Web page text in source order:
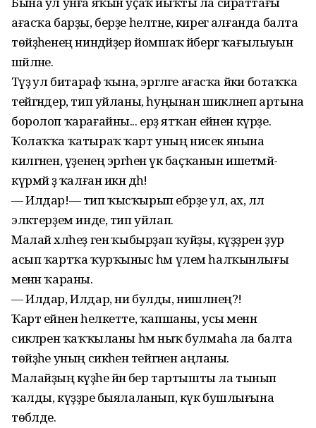
ағасҡа барҙы, берҙе һелтәне, кирегә алғанда балта
төйҙәһенең ниндәйҙер йомшаҡ әйбергә ҡағылыуын
шәйләне.
Тәүҙә ул битараф ҡына, эргәләге ағасҡа йәки ботаҡҡа
тейгәндер, тип уйланы, һуңынан шикләнеп артына
боролоп ҡарағайны... ерҙә ятҡан ейәнен күрҙе.
Ҡолаҡҡа ҡатыраҡ ҡарт уның нисек янына
килгәнен, үҙенең эргәһенә үк баҫҡанын ишетмәй-
күрмәй ҙә ҡалған икән дәһә!
— Илдар!— тип ҡысҡырып ебәрҙе ул, ах, әллә
эләктерҙем инде, тип уйлап.
Малай хәлһеҙ генә ҡыбырҙап ҡуйҙы, күҙҙәрен ҙур
асып ҡартҡа ҡурҡыныс һәм үлем һалҡынлығы
менән ҡараны.
— Илдар, Илдар, ни булды, нишләнең?!
Ҡарт ейәнен һелкетте, ҡапшаны, усы менән
сикәләрен ҡаҡҡыланы һәм ныҡ булмаһа ла балта
төйҙәһе уның сикәһенә тейгәнен аңланы.
Малайҙың кәүҙәһе йәнә бер тартышты ла тынып
ҡалды, күҙҙәре быялаланып, күк бушлығына
төбәлде.